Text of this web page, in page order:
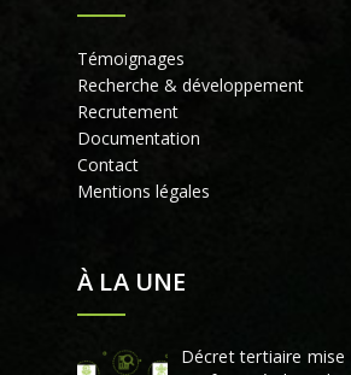
Témoignages
Recherche & développement
Recrutement
Documentation
Contact
Mentions légales
À LA UNE
Décret tertiaire mise